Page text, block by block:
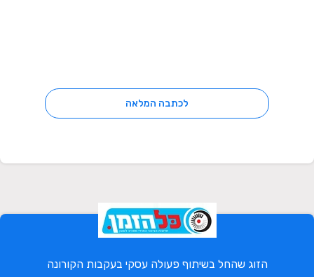
לכתבה המלאה
הזוג שהחל בשיתוף פעולה עסקי בעקבות הקורונה